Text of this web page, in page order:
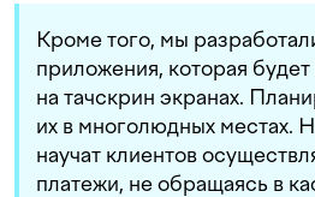
Кроме того, мы
приложения, которая
на тачскрин экранах.
их в многолюдных местах.
научат клиентов
платежи, не обращаясь в